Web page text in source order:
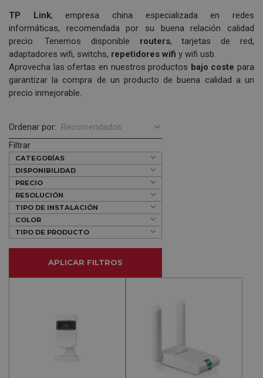
TP Link, empresa china especializada en redes
informáticas, recomendada por su buena relación calidad
precio. Tenemos disponible routers, tarjetas de red,
adaptadores wifi, switchs, repetidores wifi y wifi usb.
Aprovecha las ofertas en nuestros productos bajo coste para
garantizar la compra de un producto de buena calidad a un
precio inmejorable.
Ordenar por:
Filtrar
CATEGORÍAS
DISPONIBILIDAD
PRECIO
RESOLUCIÓN
TIPO DE INSTALACIÓN
COLOR
TIPO DE PRODUCTO
APLICAR FILTROS